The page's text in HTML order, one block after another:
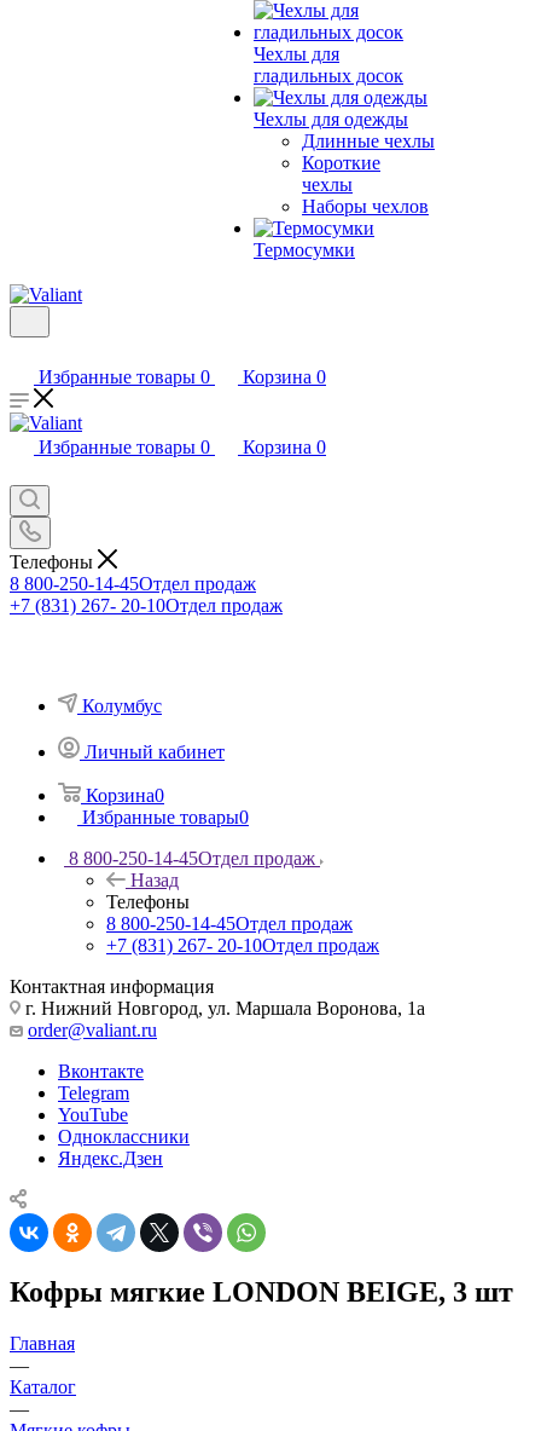
Чехлы для
гладильных досок
Чехлы для одежды
Длинные чехлы
Короткие
чехлы
Наборы чехлов
Термосумки
Избранные товары 0 Корзина 0
Избранные товары 0 Корзина 0
Телефоны
8 800-250-14-45Отдел продаж
+7 (831) 267- 20-10Отдел продаж
Колумбус
Личный кабинет
Корзина0
Избранные товары0
8 800-250-14-45Отдел продаж
Назад
Телефоны
8 800-250-14-45Отдел продаж
+7 (831) 267- 20-10Отдел продаж
Контактная информация
г. Нижний Новгород, ул. Маршала Воронова, 1а
order@valiant.ru
Вконтакте
Telegram
YouTube
Одноклассники
Яндекс.Дзен
Кофры мягкие LONDON BEIGE, 3 шт
Главная
—
Каталог
—